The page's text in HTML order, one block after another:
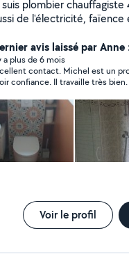
40 ans de métier je fais
de l'électricité, faïence
avis laissé par
a plus de 6 mois
contact. Michel est un
confiance. Il travaille très
de lavabo. Je
et sa
Voir le profil